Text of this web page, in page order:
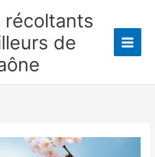
récoltants
de
Main